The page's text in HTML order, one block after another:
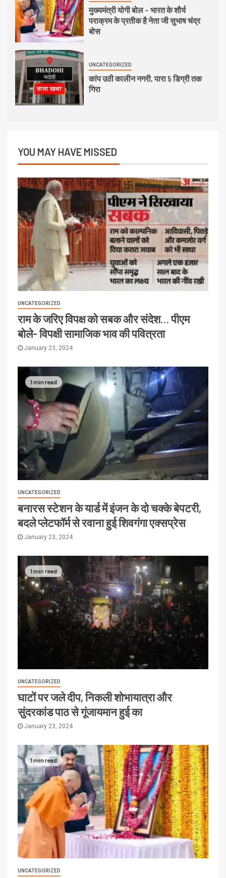
मुख्यमंत्री योगी बोल – भारत के शौर्य
पराक्रम के प्रतीक है नेता जी सुभाष चंद्र
बोस
UNCATEGORIZED
कांप उठी कालीन नगरी, पारा 5 डिग्री तक
गिरा
YOU MAY HAVE MISSED
UNCATEGORIZED
राम के जरिए विपक्ष को सबक और संदेश… पीएम
बोले- विपक्षी सामाजिक भाव की पवित्रता
January 23, 2024
1 min read
UNCATEGORIZED
बनारस स्टेशन के यार्ड में इंजन के दो चक्के बेपटरी,
बदले प्लेटफॉर्म से रवाना हुई शिवगंगा एक्सप्रेस
January 23, 2024
1 min read
UNCATEGORIZED
घाटों पर जले दीप, निकली शोभायात्रा और
सुंदरकांड पाठ से गूंजायमान हुई का
January 23, 2024
1 min read
UNCATEGORIZED